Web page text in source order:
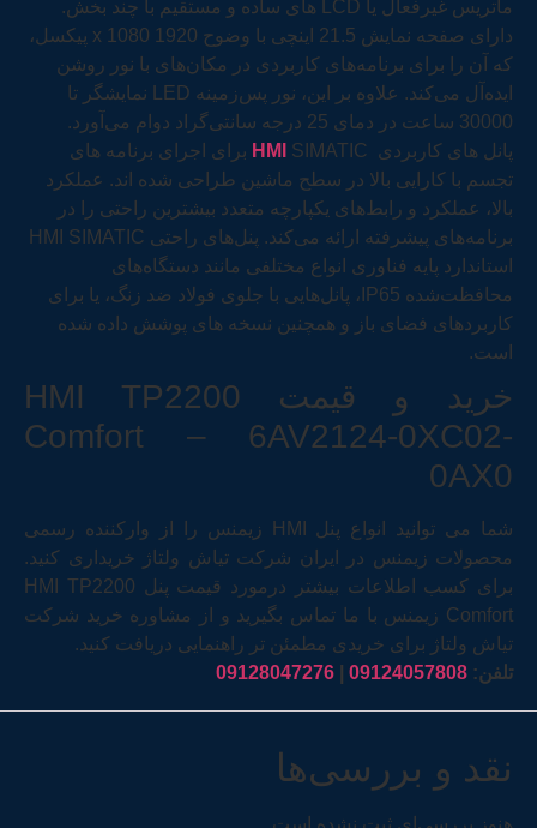
ماتریس غیرفعال یا LCD های ساده و مستقیم با چند بخش.
دارای صفحه نمایش 21.5 اینچی با وضوح 1920 x 1080 پیکسل،
که آن را برای برنامه‌های کاربردی در مکان‌های با نور روشن
ایده‌آل می‌کند. علاوه بر این، نور پس‌زمینه LED نمایشگر تا
30000 ساعت در دمای 25 درجه سانتی‌گراد دوام می‌آورد.
پانل های کاربردی
HMI SIMATIC برای اجرای برنامه های
تجسم با کارایی بالا در سطح ماشین طراحی شده اند. عملکرد
بالا، عملکرد و رابط‌های یکپارچه متعدد بیشترین راحتی را در
برنامه‌های پیشرفته ارائه می‌کند. پنل‌های راحتی HMI SIMATIC
استاندارد پایه فناوری انواع مختلفی مانند دستگاه‌های
محافظت‌شده IP65، پانل‌هایی با جلوی فولاد ضد زنگ، یا برای
کاربردهای فضای باز و همچنین نسخه های پوشش داده شده
است.
خرید و قیمت HMI TP2200
Comfort – 6AV2124-0XC02-
0AX0
شما می توانید انواع پنل HMI زیمنس را از وارکننده رسمی
محصولات زیمنس در ایران شرکت تیاش ولتاژ خریداری کنید.
برای کسب اطلاعات بیشتر درمورد قیمت پنل HMI TP2200
Comfort زیمنس با ما تماس بگیرید و از مشاوره خرید شرکت
تیاش ولتاژ برای خریدی مطمئن تر راهنمایی دریافت کنید.
تلفن: 09124057808
09128047276
نقد و بررسی‌ها
هنوز بررسی‌ای ثبت نشده است.